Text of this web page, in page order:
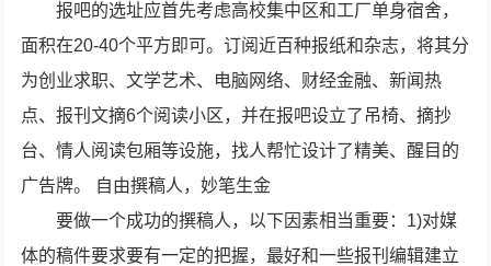
报吧的选址应首先考虑高校集中区和工厂单身宿舍，
面积在20-40个平方即可。订阅近百种报纸和杂志，将其分
为创业求职、文学艺术、电脑网络、财经金融、新闻热
点、报刊文摘6个阅读小区，并在报吧设立了吊椅、摘抄
台、情人阅读包厢等设施，找人帮忙设计了精美、醒目的
广告牌。 自由撰稿人，妙笔生金
要做一个成功的撰稿人，以下因素相当重要：1)对媒
体的稿件要求要有一定的把握，最好和一些报刊编辑建立